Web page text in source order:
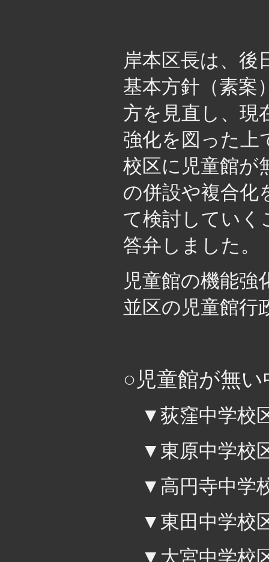
岸本区長は、後
基本方針（素案
方を見直し、現
強化を図った上
校区に児童館が
の併設や複合化
て検討していく
答弁しました。
児童館の機能
並区の児童館行
○児童館が無
▼荻窪中学校
▼東原中学校
▼高円寺中学
▼東田中学校
▼大宮中学校